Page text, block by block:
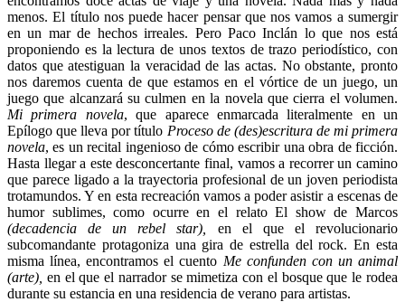
menos. El título nos puede hacer pensar que nos vamos a sumergir
en un mar de hechos irreales. Pero Paco Inclán lo que nos está
proponiendo es la lectura de unos textos de trazo periodístico, con
datos que atestiguan la veracidad de las actas. No obstante, pronto
nos daremos cuenta de que estamos en el vórtice de un juego, un
juego que alcanzará su culmen en la novela que cierra el volumen.
Mi primera novela, que aparece enmarcada literalmente en un
Epílogo que lleva por título Proceso de (des)escritura de mi primera
novela, es un recital ingenioso de cómo escribir una obra de ficción.
Hasta llegar a este desconcertante final, vamos a recorrer un camino
que parece ligado a la trayectoria profesional de un joven periodista
trotamundos. Y en esta recreación vamos a poder asistir a escenas de
humor sublimes, como ocurre en el relato El show de Marcos
(decadencia de un rebel star), en el que el revolucionario
subcomandante protagoniza una gira de estrella del rock. En esta
misma línea, encontramos el cuento Me confunden con un animal
(arte), en el que el narrador se mimetiza con el bosque que le rodea
durante su estancia en una residencia de verano para artistas.